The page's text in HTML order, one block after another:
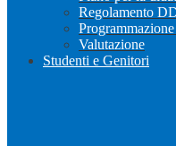
Regolamento
Valutazione
Studenti e Genitori